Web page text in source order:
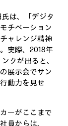
は、「デジタ
チベーション
ャレンジ精神
実際、2018年
クが出ると、
展示会でサン
動力を見せ
ーがここまで
員からは、